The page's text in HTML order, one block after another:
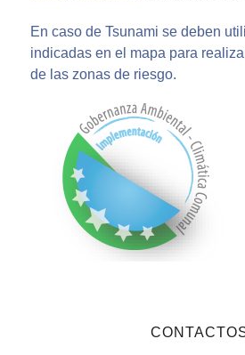
En caso de Tsunami se deben
indicadas en el mapa para
de las zonas de riesgo.